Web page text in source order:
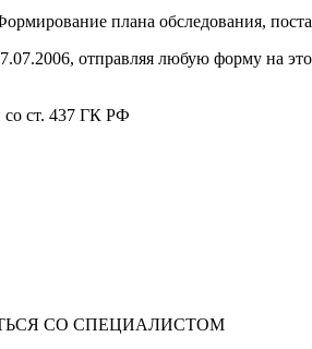
плана обследования,
отправляя любую форму на
со ст. 437 ГК РФ
СО СПЕЦИАЛИСТОМ